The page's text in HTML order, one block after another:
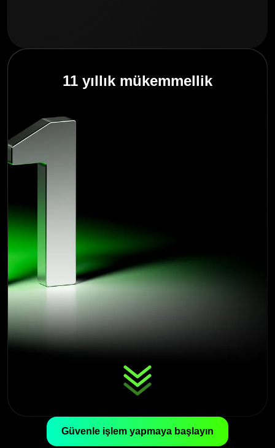
11 yıllık mükemmellik
Güvenle işlem yapmaya başlayın